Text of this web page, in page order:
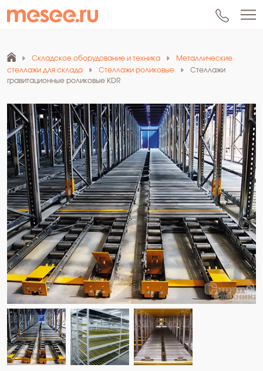
Складское оборудование и техника
Металлические
стеллажи для склада
Стеллажи роликовые
Стеллажи
гравитационные роликовые KDR